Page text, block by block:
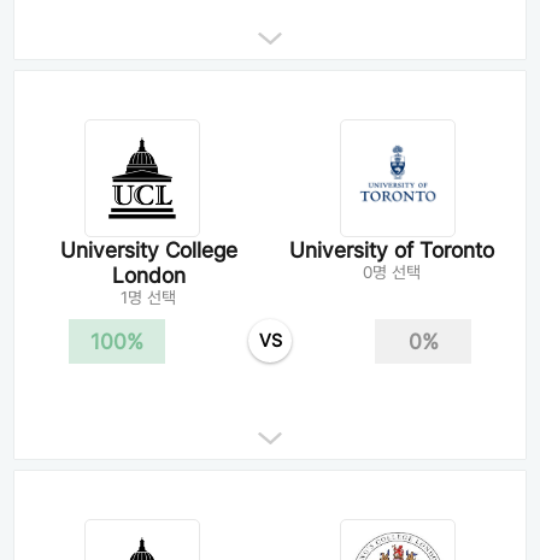
University College
London
1명 선택
University of Toronto
0명 선택
100% VS 0%